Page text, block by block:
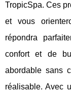
TropicSpa. Ces
et vous
répondra
confort et de
abordable sans
réalisable. Avec